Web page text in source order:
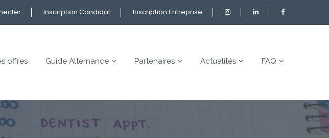
Inscription Candidat Inscription Entreprise
offres Guide Alternance Partenaires Actualités FAQ